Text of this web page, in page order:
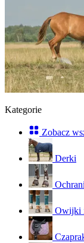
Kategorie
Zobacz
Derki
Owijki